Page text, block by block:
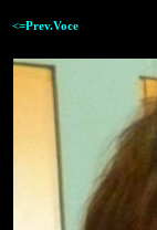
<=Prev.Voce